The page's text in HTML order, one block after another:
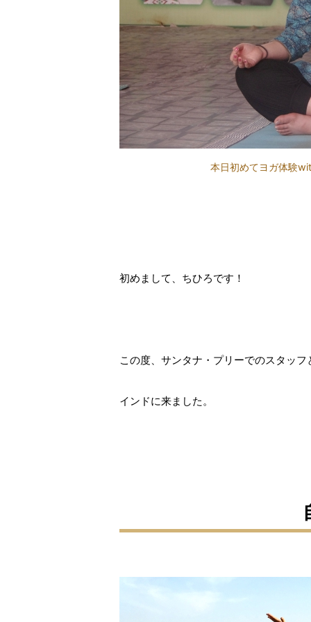
本日初めてヨガ体験
初めまして、ちひろです！
この度、サンタナ・プリーでのスタッフ
インドに来ました。